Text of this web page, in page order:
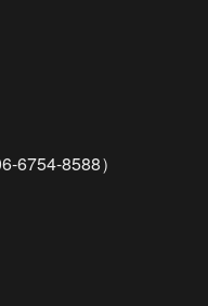
6754-8588）